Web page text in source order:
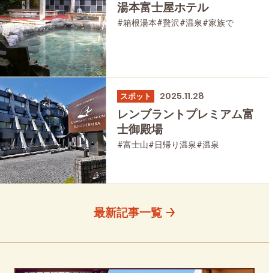
湯本富士屋ホテル
#箱根湯本#贅沢#温泉#家族で
スポット 2025.11.28
レンブラントプレミアム富
士御殿場
#富士山#日帰り温泉#温泉
最新記事一覧